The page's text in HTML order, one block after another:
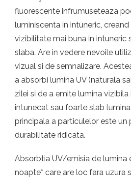
fluorescente infrumuseteaza
luminiscenta in intuneric,
vizibilitate mai buna in intuneric
slaba. Are in vedere nevoile
vizual si de semnalizare.
a absorbi lumina UV (naturala
zilei si de a emite lumina
intunecat sau foarte slab
principala a particulelor este un
durabilitate ridicata.
Absorbtia UV/emisia de lumina
noapte* care are loc fara uzura